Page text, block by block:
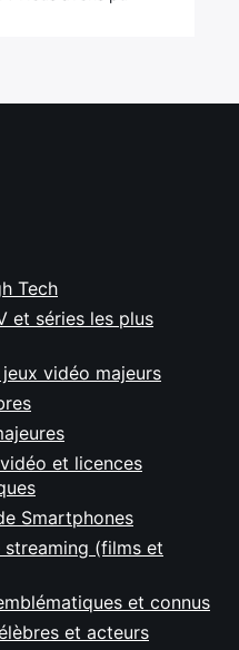
Tech
et séries les plus
vidéo majeurs
et licences
Smartphones
(films et
et connus
et acteurs